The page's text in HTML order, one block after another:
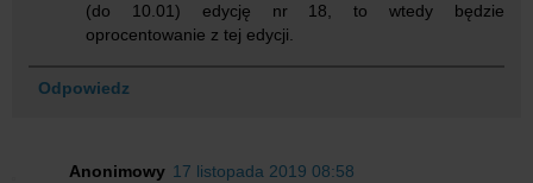
(do 10.01) edycję nr 18, to wtedy będzie
oprocentowanie z tej edycji.
Odpowiedz
Anonimowy 17 listopada 2019 08:58